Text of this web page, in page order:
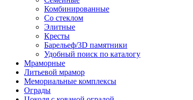
Комбинированные
Со стеклом
Элитные
Кресты
Барельеф/3D памятники
Удобный поиск по каталогу
Мраморные
Литьевой мрамор
Мемориальные комплексы
Ограды